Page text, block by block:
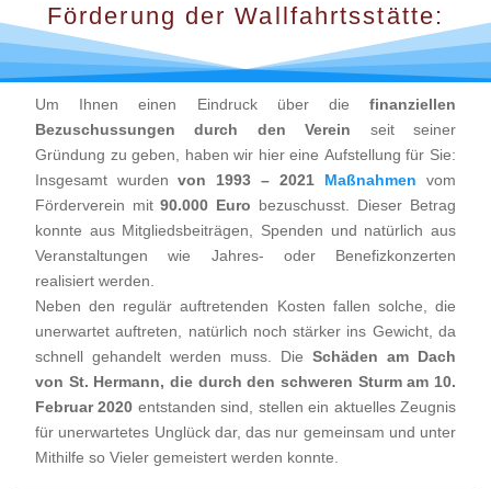
Förderung der Wallfahrtsstätte:
Um Ihnen einen Eindruck über die finanziellen
Bezuschussungen durch den Verein seit seiner
Gründung zu geben, haben wir hier eine Aufstellung für Sie:
Insgesamt wurden von 1993 – 2021 Maßnahmen vom
Förderverein mit 90.000 Euro bezuschusst. Dieser Betrag
konnte aus Mitgliedsbeiträgen, Spenden und natürlich aus
Veranstaltungen wie Jahres- oder Benefizkonzerten
realisiert werden.
Neben den regulär auftretenden Kosten fallen solche, die
unerwartet auftreten, natürlich noch stärker ins Gewicht, da
schnell gehandelt werden muss. Die Schäden am Dach
von St. Hermann, die durch den schweren Sturm am 10.
Februar 2020 entstanden sind, stellen ein aktuelles Zeugnis
für unerwartetes Unglück dar, das nur gemeinsam und unter
Mithilfe so Vieler gemeistert werden konnte.